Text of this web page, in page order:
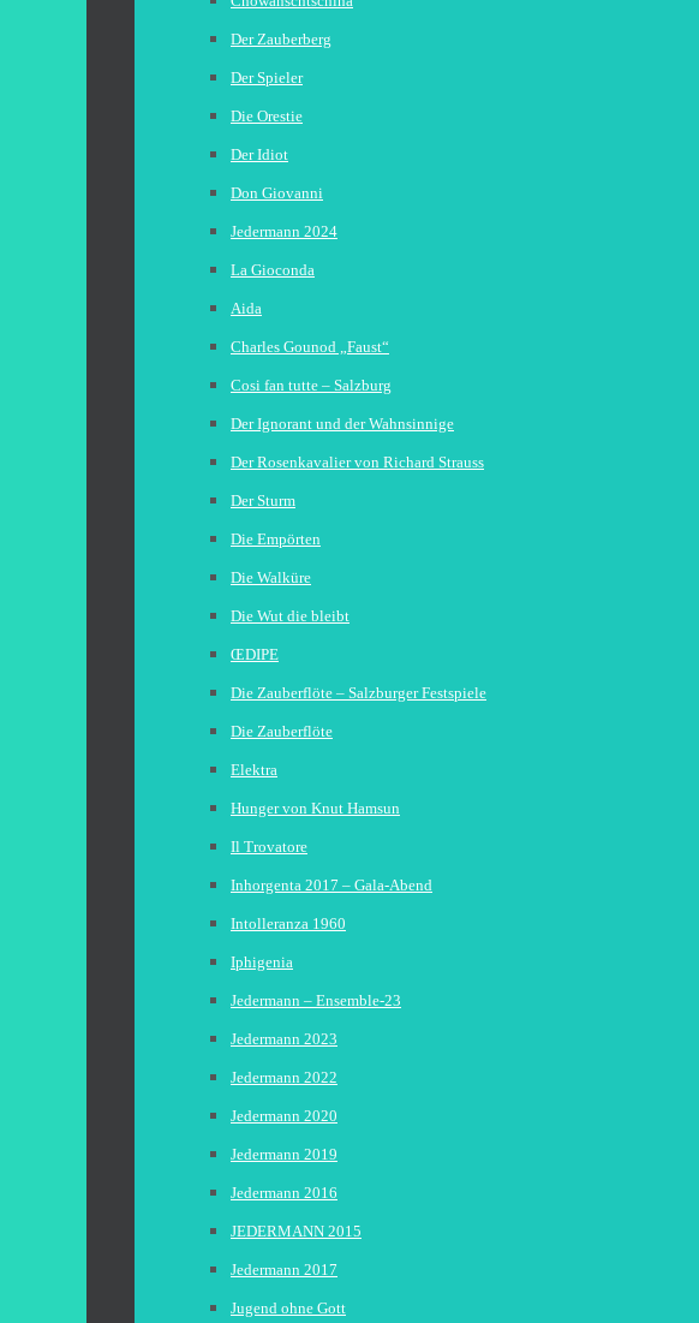
Der Zauberberg
Der Spieler
Die Orestie
Der Idiot
Don Giovanni
Jedermann 2024
La Gioconda
Aida
Charles Gounod „Faust“
Cosi fan tutte – Salzburg
Der Ignorant und der Wahnsinnige
Der Rosenkavalier von Richard Strauss
Der Sturm
Die Empörten
Die Walküre
Die Wut die bleibt
ŒDIPE
Die Zauberflöte – Salzburger Festspiele
Die Zauberflöte
Elektra
Hunger von Knut Hamsun
Il Trovatore
Inhorgenta 2017 – Gala-Abend
Intolleranza 1960
Iphigenia
Jedermann – Ensemble-23
Jedermann 2023
Jedermann 2022
Jedermann 2020
Jedermann 2019
Jedermann 2016
JEDERMANN 2015
Jedermann 2017
Jugend ohne Gott